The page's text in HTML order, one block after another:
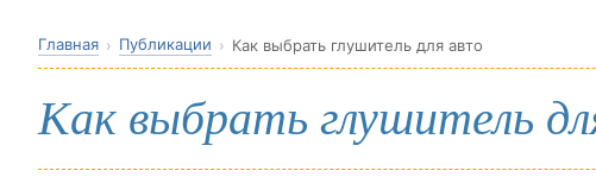
Главная Публикации Как выбрать глушитель для авто
Как выбрать глушитель